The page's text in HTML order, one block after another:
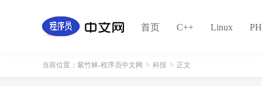
首页 C++ Linux
当前位置： 紫竹林-程序员中文网 > 科技 > 正文